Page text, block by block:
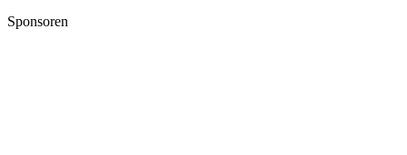
Sponsoren